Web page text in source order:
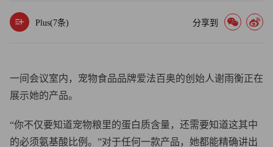
Plus(7条) 分享到
一间会议室内，宠物食品品牌爱法百奥的创始人谢雨衡正在
展示她的产品。
“你不仅要知道宠物粮里的蛋白质含量，还需要知道这其中
的必须氨基酸比例。”对于任何一款产品，她都能精确讲出